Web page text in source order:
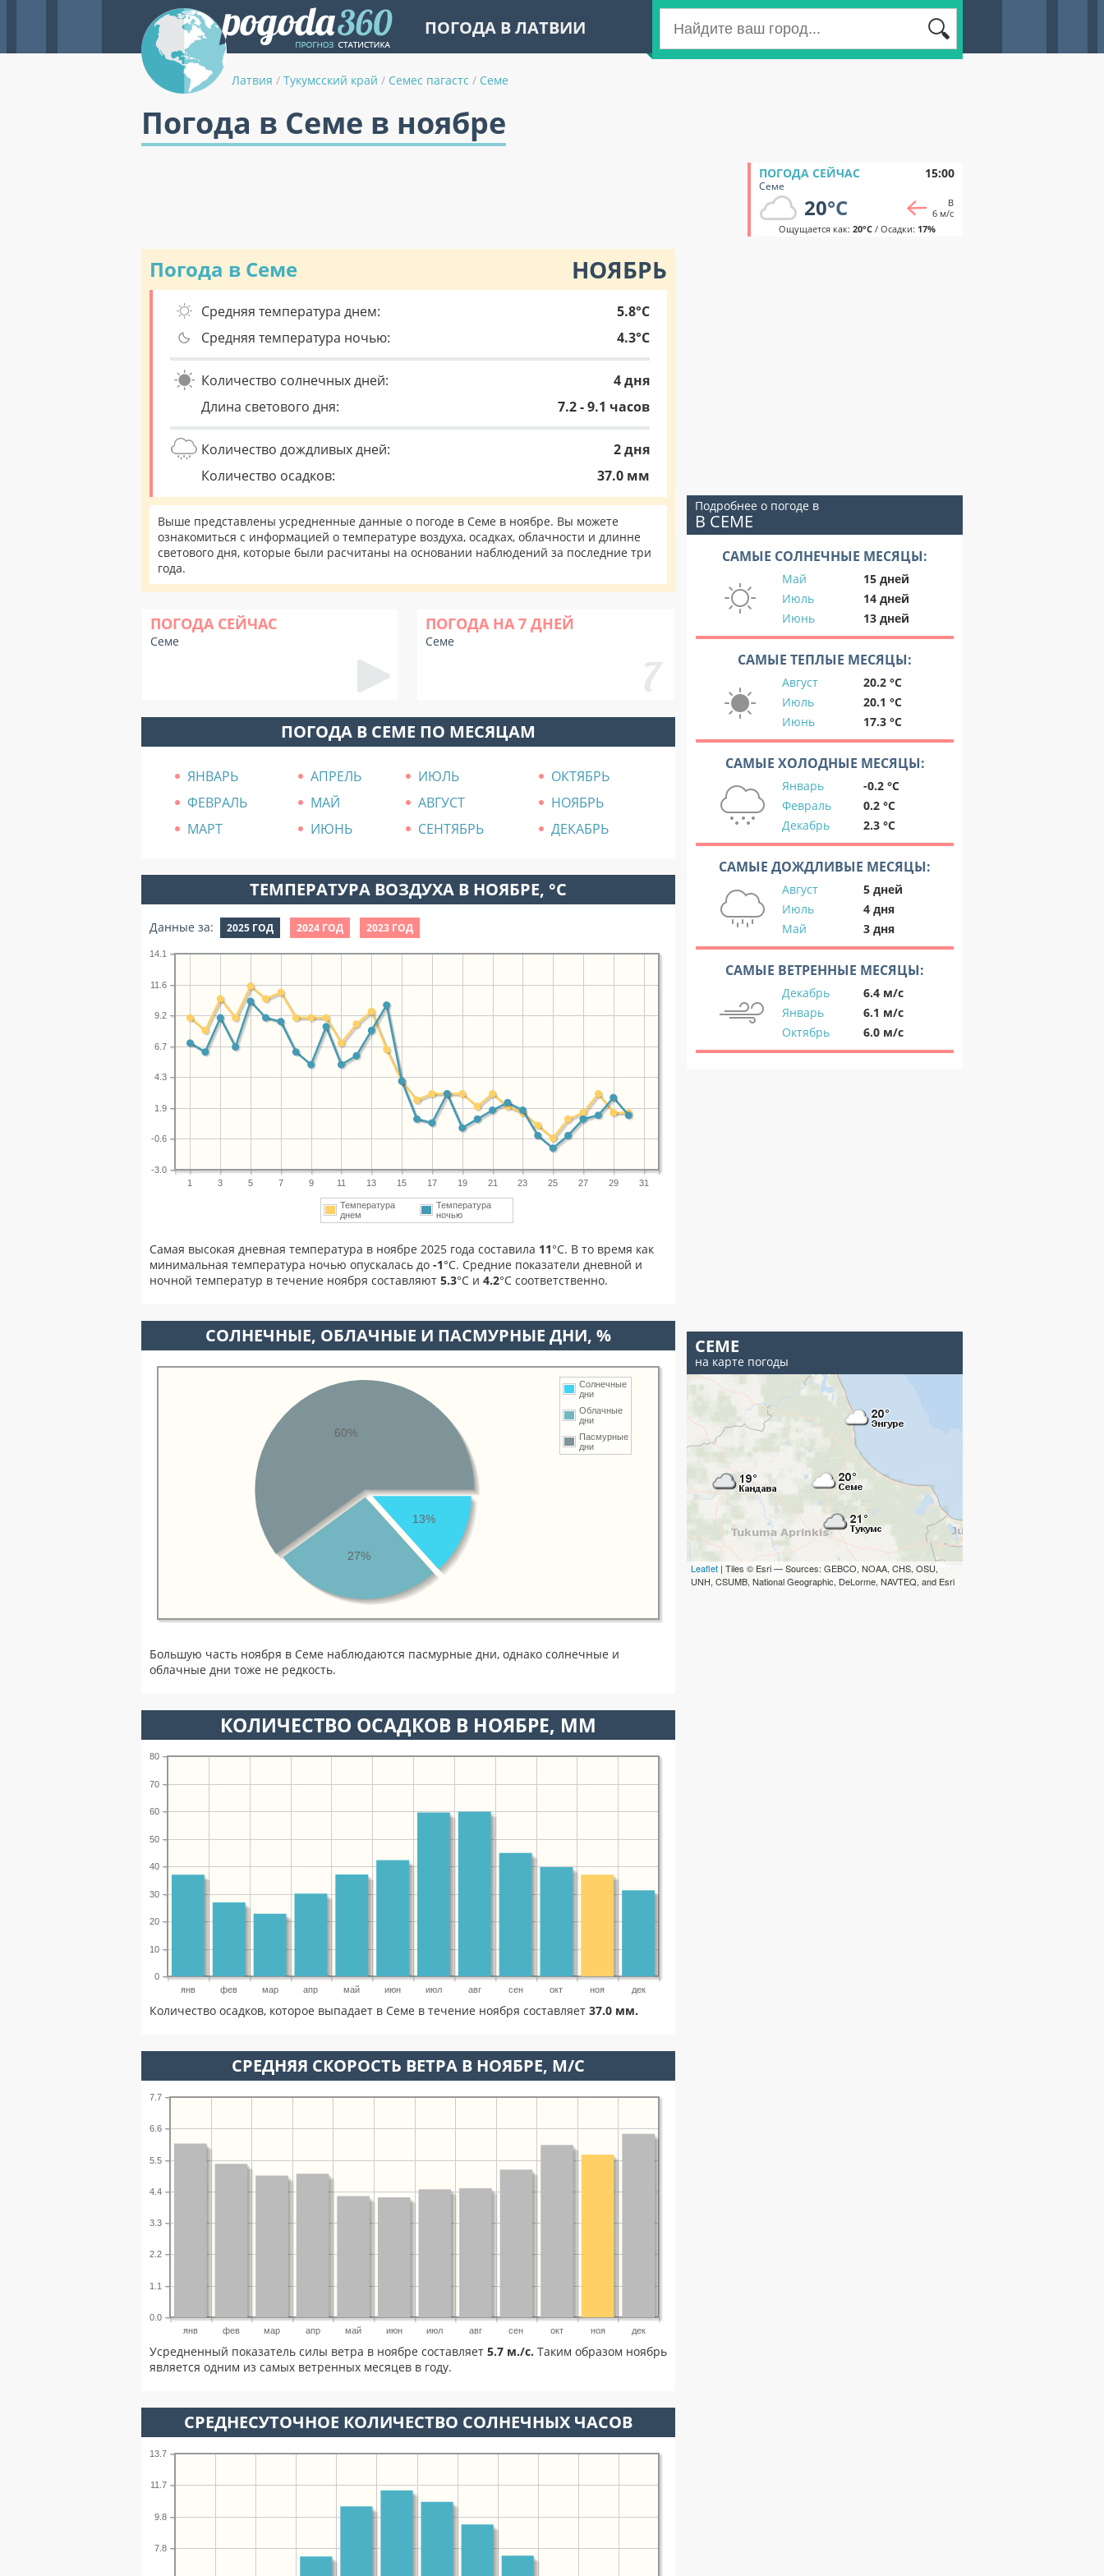
ПОГОДА В ЛАТВИИ
Латвия / Тукумсский край / Семес пагастс / Семе
Погода в Семе в ноябре
ПОГОДА СЕЙЧАС 15:00
Семе
20°C
В
6 м/с
Ощущается как: 20°C/ Осадки: 17%
Погода в Семе НОЯБРЬ
Средняя температура днем:
5.8°C
Средняя температура ночью:
4.3°C
Количество солнечных дней:
4 дня
Длина светового дня:
7.2 - 9.1 часов
Количество дождливых дней:
2 дня
Количество осадков:
37.0 мм
Выше представлены усредненные данные о погоде в Семе в ноябре. Вы можете
ознакомиться с информацией о температуре воздуха, осадках, облачности и длинне
светового дня, которые были расчитаны на основании наблюдений за последние три
года.
ПОГОДА СЕЙЧАС
Семе
ПОГОДА НА 7 ДНЕЙ
Семе
ПОГОДА В СЕМЕ ПО МЕСЯЦАМ
ЯНВАРЬ АПРЕЛЬ ИЮЛЬ
ОКТЯБРЬ
ФЕВРАЛЬ
МАЙ АВГУСТ
НОЯБРЬ
МАРТ
ИЮНЬ СЕНТЯБРЬ ДЕКАБРЬ
ТЕМПЕРАТУРА ВОЗДУХА В НОЯБРЕ, °C
Данные за: 2025 ГОД 2024 ГОД 2023 ГОД
1 3 5 7 9 11 13 15 17 19 21 23 25 27 29 31
-3.0
-0.6
1.9
4.3
6.7
9.2
11.6
14.1
Температура
днем
Температура
ночью
Самая высокая дневная температура в ноябре 2025 года составила 11°С. В то время как
минимальная температура ночью опускалась до -1°C. Средние показатели дневной и
ночной температур в течение ноября составляют 5.3°С и 4.2°С соответственно.
CОЛНЕЧНЫЕ, ОБЛАЧНЫЕ И ПАСМУРНЫЕ ДНИ, %
Солнечные
дни
Облачные
дни
Пасмурные
дни
13%
27%
60%
Большую часть ноября в Семе наблюдаются пасмурные дни, однако солнечные и
облачные дни тоже не редкость.
КОЛИЧЕСТВО ОСАДКОВ В НОЯБРЕ, ММ
янв фев мар апр май июн июл авг сен окт ноя дек
0
10
20
30
40
50
60
70
80
Количество осадков, которое выпадает в Семе в течение ноября составляет 37.0 мм.
СРЕДНЯЯ СКОРОСТЬ ВЕТРА В НОЯБРЕ, М/С
янв фев мар апр май июн июл авг сен окт ноя дек
0.0
1.1
2.2
3.3
4.4
5.5
6.6
7.7
Усредненный показатель силы ветра в ноябре составляет 5.7 м./с. Таким образом ноябрь
является одним из самых ветренных месяцев в году.
СРЕДНЕСУТОЧНОЕ КОЛИЧЕСТВО СОЛНЕЧНЫХ ЧАСОВ
7.8
9.8
11.7
13.7
Подробнее о погоде в
В СЕМЕ
САМЫЕ СОЛНЕЧНЫЕ МЕСЯЦЫ:
Май
15 дней
Июль
14 дней
Июнь
13 дней
САМЫЕ ТЕПЛЫЕ МЕСЯЦЫ:
Август
20.2 °C
Июль
20.1 °C
Июнь
17.3 °C
САМЫЕ ХОЛОДНЫЕ МЕСЯЦЫ:
Январь
-0.2 °C
Февраль
0.2 °C
Декабрь
2.3 °C
САМЫЕ ДОЖДЛИВЫЕ МЕСЯЦЫ:
Август
5 дней
Июль
4 дня
Май
3 дня
САМЫЕ ВЕТРЕННЫЕ МЕСЯЦЫ:
Декабрь
6.4 м/с
Январь
6.1 м/с
Октябрь
6.0 м/с
СЕМЕ
на карте погоды
Leaflet | Tiles © Esri — Sources: GEBCO, NOAA, CHS, OSU,
UNH, CSUMB, National Geographic, DeLorme, NAVTEQ, and Esri